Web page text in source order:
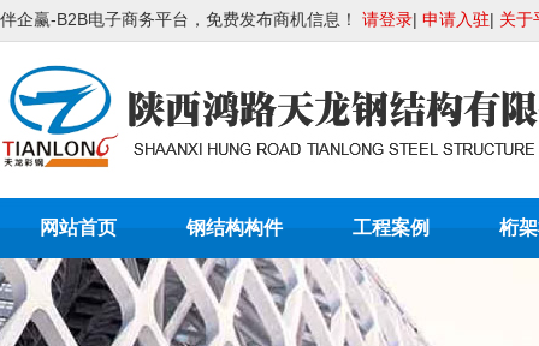
伴企赢-B2B电子商务平台，免费发布商机信息！ 请登录| 申请入驻| 关于
网站首页 钢结构构件 工程案例 桁